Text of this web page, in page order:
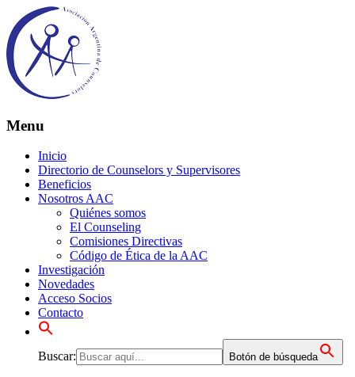
Menu
Inicio
Directorio de Counselors y Supervisores
Beneficios
Nosotros AAC
Quiénes somos
El Counseling
Comisiones Directivas
Código de Ética de la AAC
Investigación
Novedades
Acceso Socios
Contacto
Buscar: Botón de búsqueda